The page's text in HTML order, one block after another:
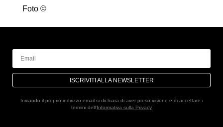
Foto ©
ISCRIVITI ALLA NEWSLETTER
Inviando il proprio indirizzo email si dichiara di aver preso visione e di accettare i
termini dell'Informativa sulla Privacy